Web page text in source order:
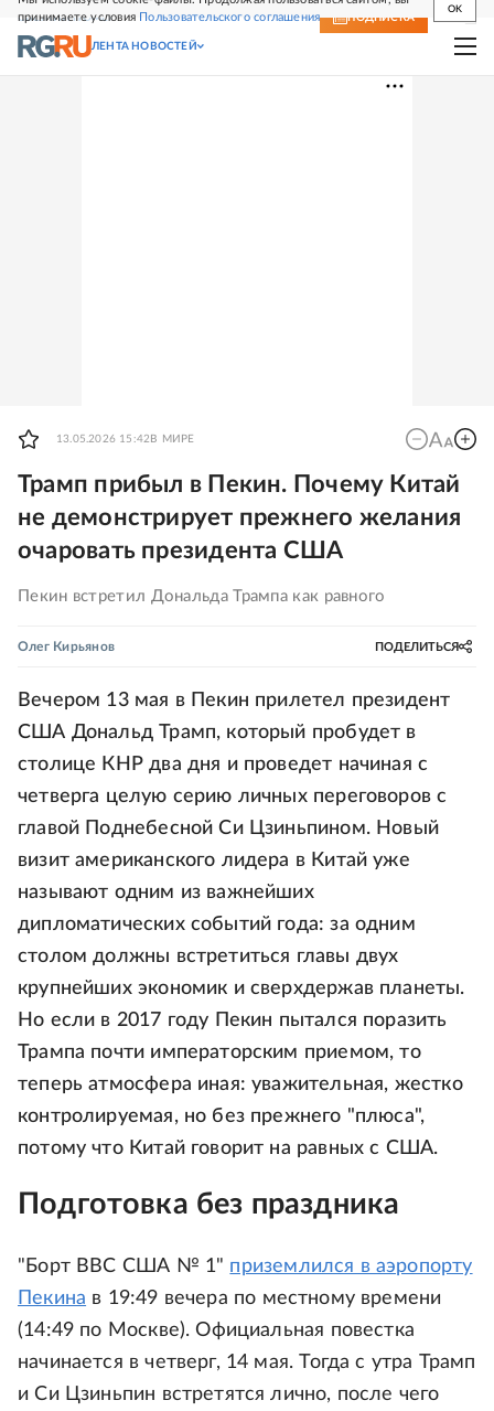
принимаете условия Пользовательского соглашения
OK
СВЕЖИЙ НОМЕР ПОДПИСКА
ЛЕНТА НОВОСТЕЙ
13.05.2026 15:42 В МИРЕ
Трамп прибыл в Пекин. Почему Китай
не демонстрирует прежнего желания
очаровать президента США
Пекин встретил Дональда Трампа как равного
Олег Кирьянов ПОДЕЛИТЬСЯ
Вечером 13 мая в Пекин прилетел президент
США Дональд Трамп, который пробудет в
столице КНР два дня и проведет начиная с
четверга целую серию личных переговоров с
главой Поднебесной Си Цзиньпином. Новый
визит американского лидера в Китай уже
называют одним из важнейших
дипломатических событий года: за одним
столом должны встретиться главы двух
крупнейших экономик и сверхдержав планеты.
Но если в 2017 году Пекин пытался поразить
Трампа почти императорским приемом, то
теперь атмосфера иная: уважительная, жестко
контролируемая, но без прежнего "плюса",
потому что Китай говорит на равных с США.
Подготовка без праздника
"Борт ВВС США № 1" приземлился в аэропорту
Пекина в 19:49 вечера по местному времени
(14:49 по Москве). Официальная повестка
начинается в четверг, 14 мая. Тогда с утра Трамп
и Си Цзиньпин встретятся лично, после чего